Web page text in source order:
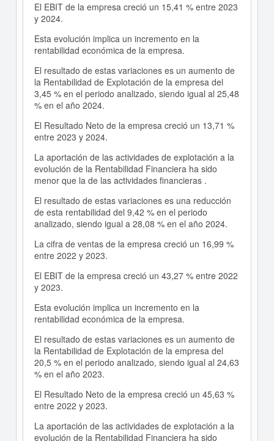
El EBIT de la empresa creció un 15,41 % entre 2023
y 2024.
Esta evolución implica un incremento en la
rentabilidad económica de la empresa.
El resultado de estas variaciones es un aumento de
la Rentabilidad de Explotación de la empresa del
3,45 % en el periodo analizado, siendo igual al 25,48
% en el año 2024.
El Resultado Neto de la empresa creció un 13,71 %
entre 2023 y 2024.
La aportación de las actividades de explotación a la
evolución de la Rentabilidad Financiera ha sido
menor que la de las actividades financieras .
El resultado de estas variaciones es una reducción
de esta rentabilidad del 9,42 % en el periodo
analizado, siendo igual a 28,08 % en el año 2024.
La cifra de ventas de la empresa creció un 16,99 %
entre 2022 y 2023.
El EBIT de la empresa creció un 43,27 % entre 2022
y 2023.
Esta evolución implica un incremento en la
rentabilidad económica de la empresa.
El resultado de estas variaciones es un aumento de
la Rentabilidad de Explotación de la empresa del
20,5 % en el periodo analizado, siendo igual al 24,63
% en el año 2023.
El Resultado Neto de la empresa creció un 45,63 %
entre 2022 y 2023.
La aportación de las actividades de explotación a la
evolución de la Rentabilidad Financiera ha sido